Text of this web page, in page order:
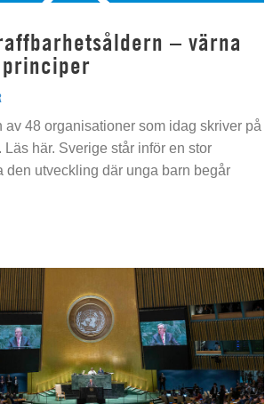
– värna
av 48 organisationer som idag skriver på
här. Sverige står inför en stor
den utveckling där unga barn begår